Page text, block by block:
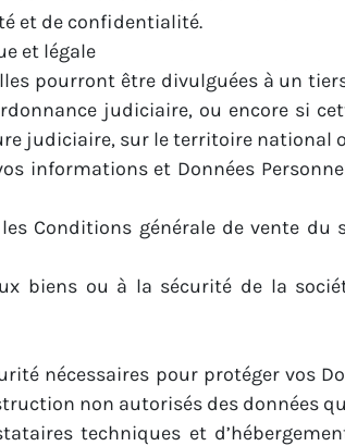
et de confidentialité.
et légale
pourront être divulguées à un
judiciaire, ou encore si
judiciaire, sur le territoire national
informations et Données
Conditions générale de vente
biens ou à la sécurité de la
nécessaires pour protéger vos
non autorisés des données
techniques et